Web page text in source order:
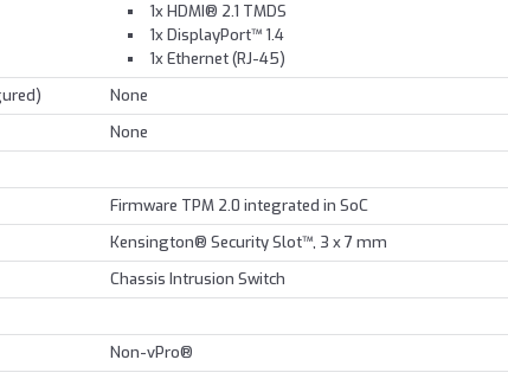
1x HDMI® 2.1 TMDS
1x DisplayPort™ 1.4
1x Ethernet (RJ-45)
None
None
Firmware TPM 2.0 integrated in SoC
Kensington® Security Slot™, 3 x 7 mm
Chassis Intrusion Switch
Non-vPro®